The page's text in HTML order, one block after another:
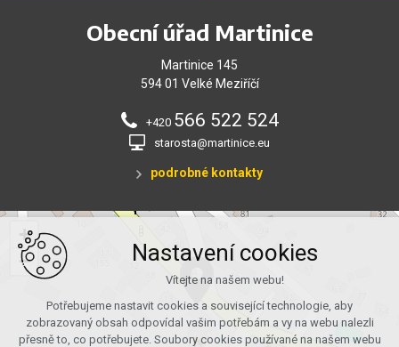
Obecní úřad Martinice
Martinice 145
594 01 Velké Meziříčí
+420 566 522 524
starosta@martinice.eu
podrobné kontakty
+
−
Nastavení cookies
Vítejte na našem webu!
Potřebujeme nastavit cookies a související technologie, aby
zobrazovaný obsah odpovídal vašim potřebám a vy na webu nalezli
přesně to, co potřebujete. Soubory cookies používané na našem webu